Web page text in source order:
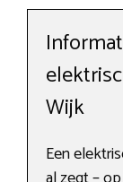
Wijk
Een